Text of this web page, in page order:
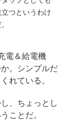
立つというわけ
電＆給電機
。シンプルだ
れている。
、ちょっとし
ことだ。